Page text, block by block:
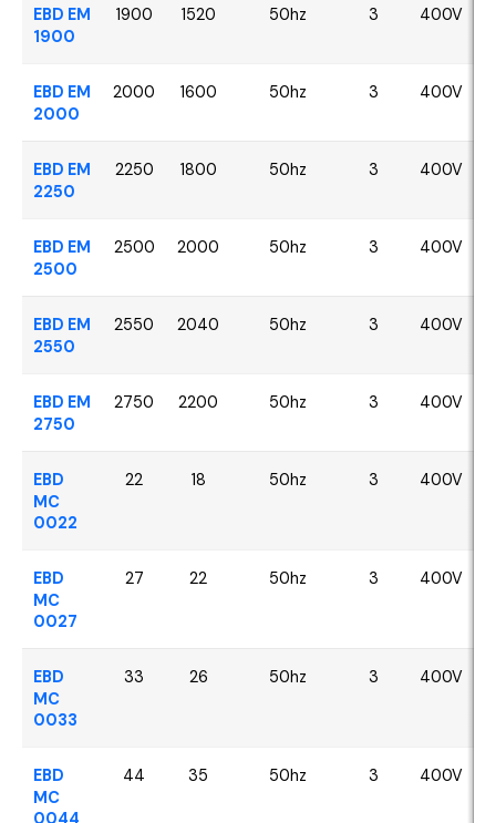
EBD EM
1900
1900 1520 50hz 3 400V
EBD EM
2000
2000 1600 50hz 3 400V
EBD EM
2250
2250 1800 50hz 3 400V
EBD EM
2500
2500 2000 50hz 3 400V
EBD EM
2550
2550 2040 50hz 3 400V
EBD EM
2750
2750 2200 50hz 3 400V
EBD
MC
0022
22 18 50hz 3 400V
EBD
MC
0027
27 22 50hz 3 400V
EBD
MC
0033
33 26 50hz 3 400V
EBD
MC
0044
44 35 50hz 3 400V